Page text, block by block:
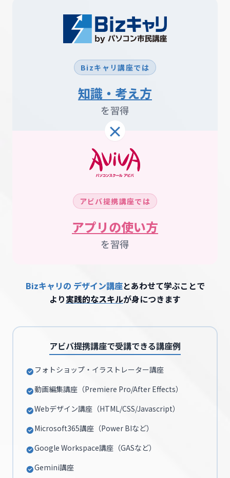
Bizキャリ講座では
知識・考え方
を習得
アビバ提携講座では
アプリの使い方
を習得
×
Bizキャリの デザイン講座とあわせて学ぶことで
より実践的なスキルが身につきます
アビバ提携講座で受講できる講座例
フォトショップ・イラストレーター講座
動画編集講座（Premiere Pro/After Effects）
Webデザイン講座（HTML/CSS/Javascript）
Microsoft365講座（Power BIなど）
Google Workspace講座（GASなど）
Gemini講座